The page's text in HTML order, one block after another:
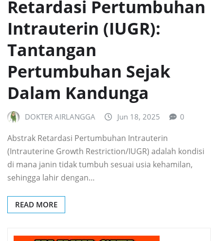
Retardasi Pertumbuhan
Intrauterin (IUGR):
Tantangan
Pertumbuhan Sejak
Dalam Kandunga
DOKTER AIRLANGGA Jun 18, 2025 0
Abstrak Retardasi Pertumbuhan Intrauterin
(Intrauterine Growth Restriction/IUGR) adalah kondisi
di mana janin tidak tumbuh sesuai usia kehamilan,
sehingga lahir dengan…
READ MORE